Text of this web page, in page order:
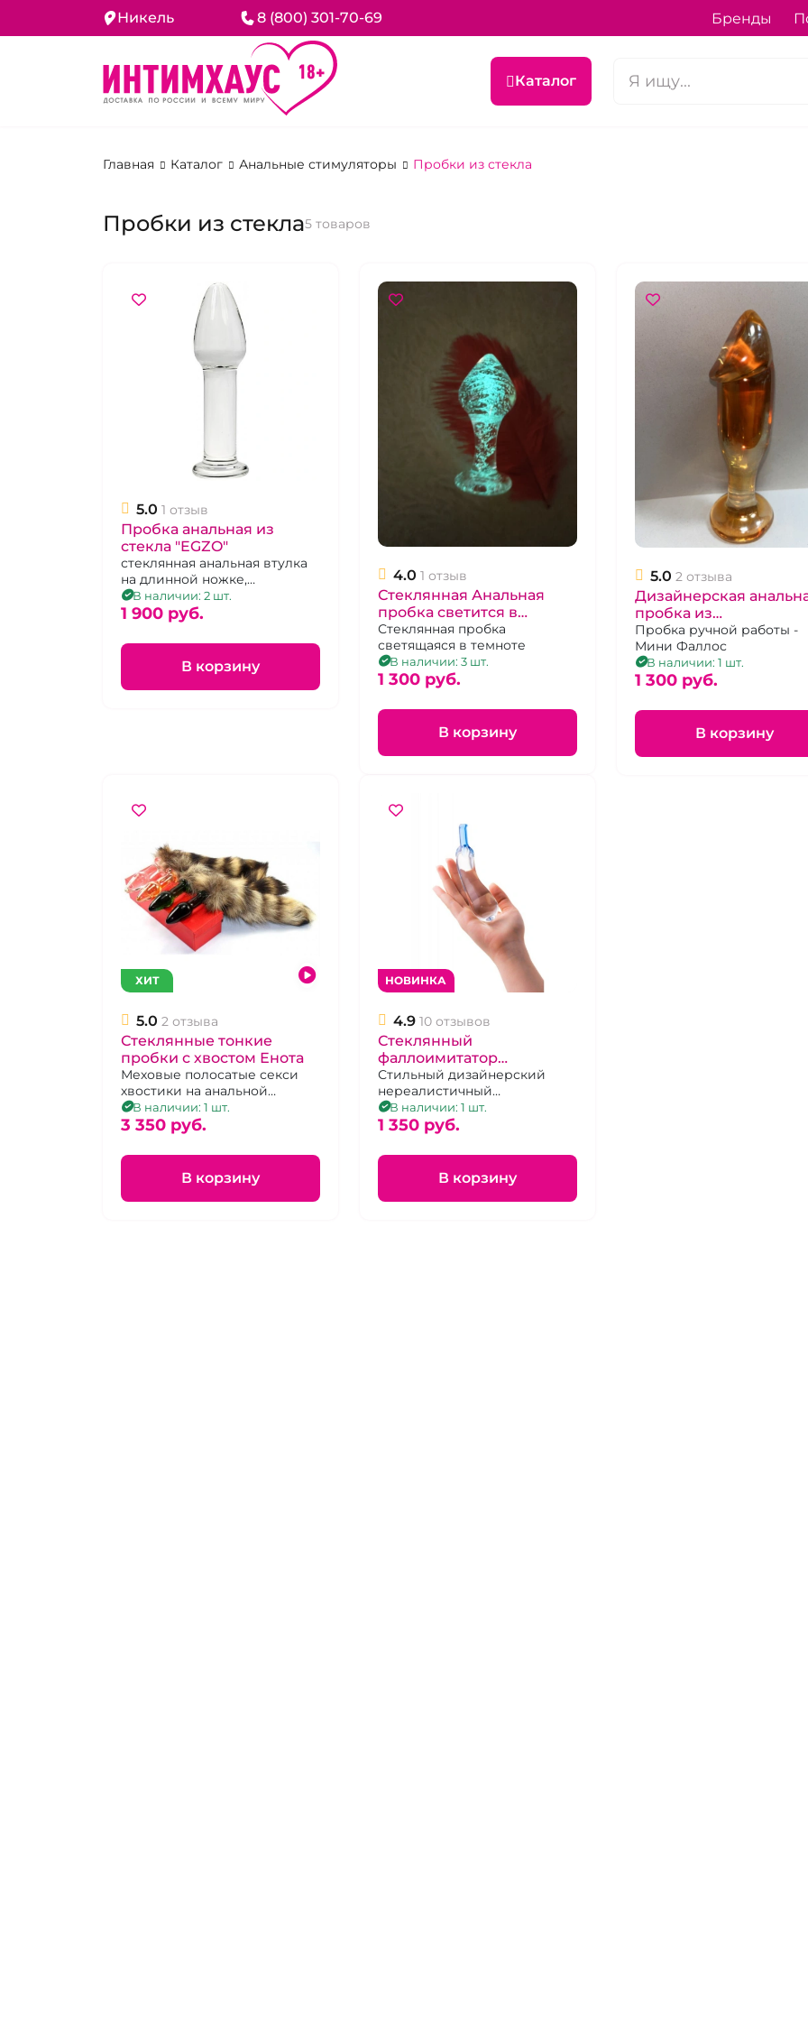
Никель 8 (800) 301-70-69 Бренды
Каталог
Главная Каталог Анальные стимуляторы Пробки из стекла
Пробки из стекла5 товаров
5.0 1 отзыв
Пробка анальная из
стекла "EGZO"
стеклянная анальная втулка
на длинной ножке,
прозрачная
В наличии: 2 шт.
1 900 pуб.
В корзину
4.0 1 отзыв
Стеклянная Анальная
пробка светится в
темноте "Ever-Star"
Стеклянная пробка
светящаяся в темноте
В наличии: 3 шт.
1 300 pуб.
В корзину
5.0 2 отзыва
Дизайнерская
пробка из
перламутрового
Фаллос "Ever-star"
Пробка ручной работы -
Мини Фаллос
В наличии: 1 шт.
1 300 pуб.
В корзину
ХИТ
5.0 2 отзыва
Стеклянные тонкие
пробки с хвостом Енота
Меховые полосатые секси
хвостики на анальной
пробочке без вибрации в
ассортименте
В наличии: 1 шт.
3 350 pуб.
В корзину
НОВИНКА
4.9 10 отзывов
Стеклянный
фаллоимитатор
"Баклажан" прозрачный
Стильный дизайнерский
нереалистичный
фаллоимитатор из стекла
В наличии: 1 шт.
1 350 pуб.
В корзину